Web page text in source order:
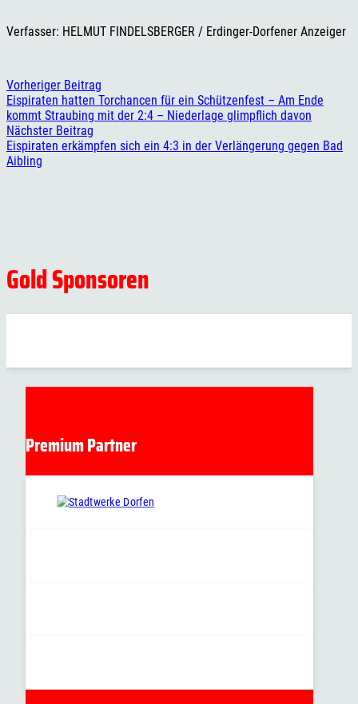
Verfasser: HELMUT FINDELSBERGER / Erdinger-Dorfener Anzeiger
Vorheriger Beitrag
Eispiraten hatten Torchancen für ein Schützenfest – Am Ende
kommt Straubing mit der 2:4 – Niederlage glimpflich davon
Nächster Beitrag
Eispiraten erkämpfen sich ein 4:3 in der Verlängerung gegen Bad
Aibling
Gold Sponsoren
Premium Partner